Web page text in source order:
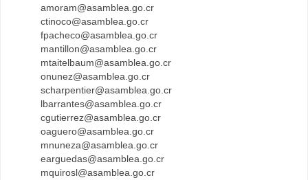
amoram@asamblea.go.cr
ctinoco@asamblea.go.cr
fpacheco@asamblea.go.cr
mantillon@asamblea.go.cr
mtaitelbaum@asamblea.go.cr
onunez@asamblea.go.cr
scharpentier@asamblea.go.cr
lbarrantes@asamblea.go.cr
cgutierrez@asamblea.go.cr
oaguero@asamblea.go.cr
mnuneza@asamblea.go.cr
earguedas@asamblea.go.cr
mquirosl@asamblea.go.cr